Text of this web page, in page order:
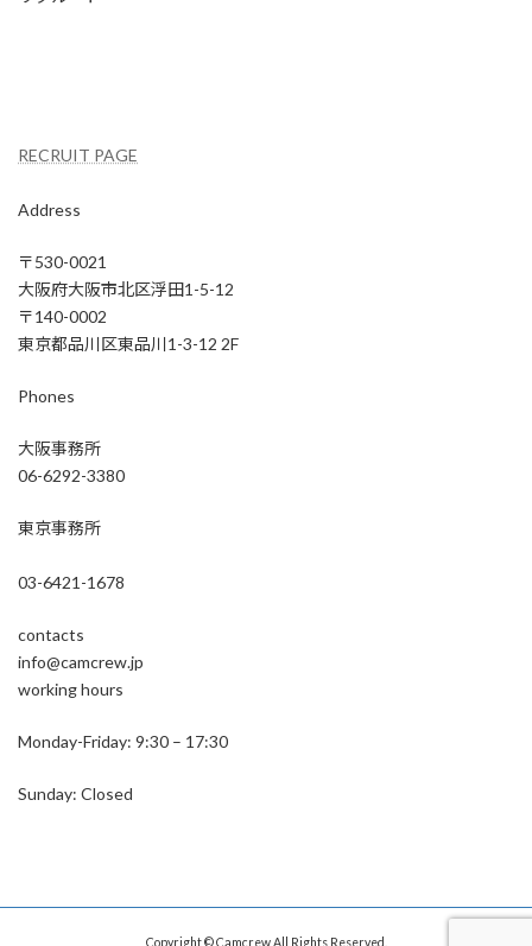
RECRUIT PAGE
Address
〒530-0021
大阪府大阪市北区浮田1-5-12
〒140-0002
東京都品川区東品川1-3-12 2F
Phones
大阪事務所
06-6292-3380
東京事務所
03-6421-1678
contacts
info@camcrew.jp
working hours
Monday-Friday: 9:30 – 17:30
Sunday: Closed
Copyright © Camcrew All Rights Reserved.